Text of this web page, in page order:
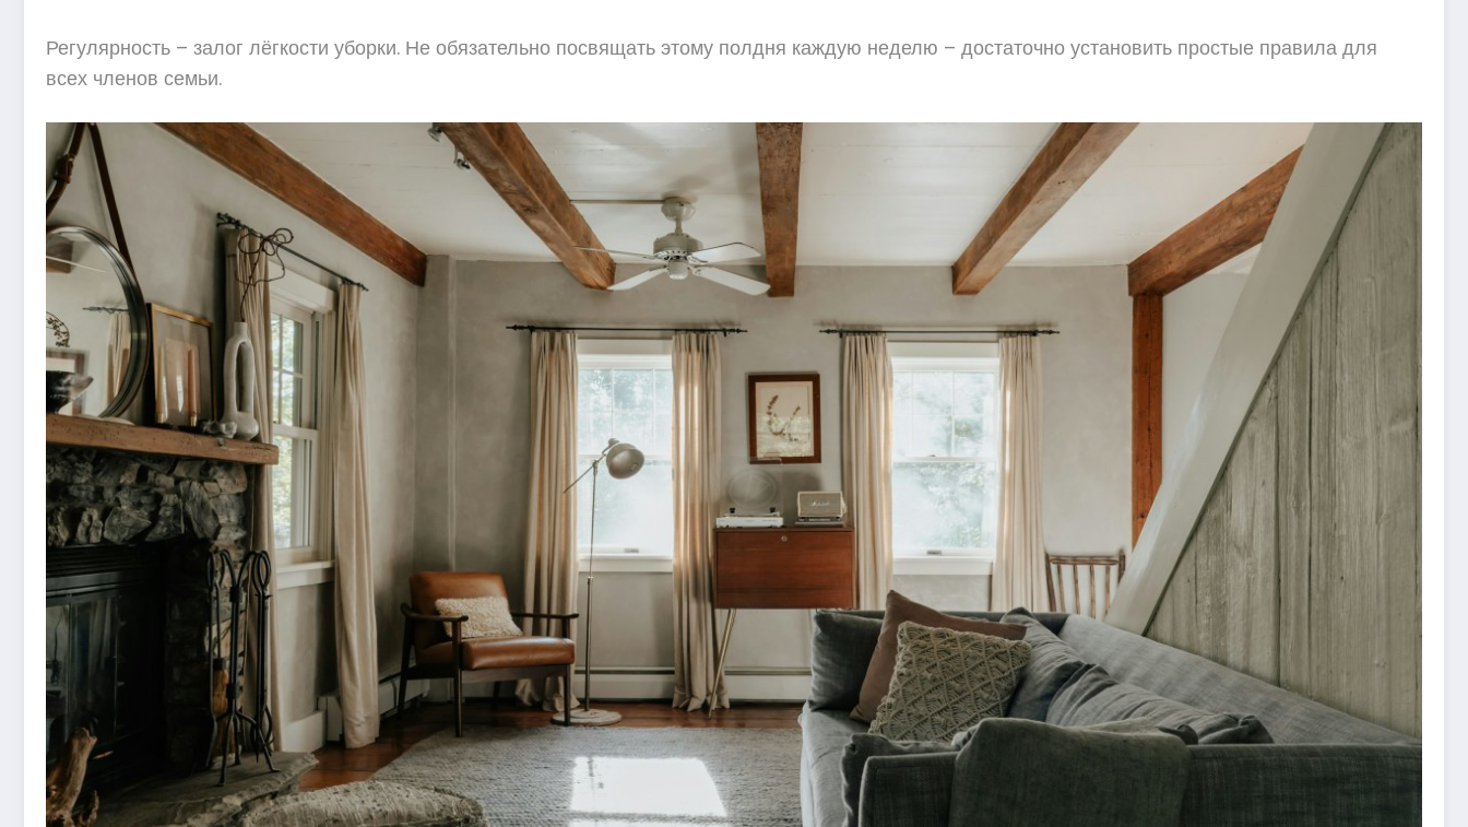
Регулярность – залог лёгкости уборки. Не обязательно посвящать этому полдня каждую неделю – достаточно установить простые правила для
всех членов семьи.